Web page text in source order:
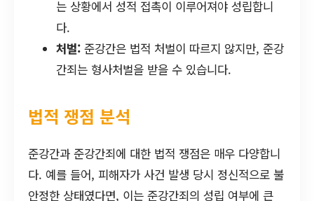
는 상황에서 성적 접촉이 이루어져야 성립합니
다.
처벌: 준강간은 법적 처벌이 따르지 않지만, 준강
간죄는 형사처벌을 받을 수 있습니다.
법적 쟁점 분석
준강간과 준강간죄에 대한 법적 쟁점은 매우 다양합니
다. 예를 들어, 피해자가 사건 발생 당시 정신적으로 불
안정한 상태였다면, 이는 준강간죄의 성립 여부에 큰